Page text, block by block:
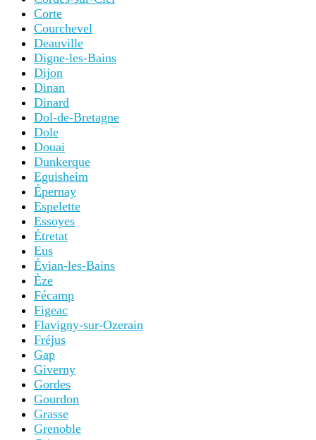
Corte
Courchevel
Deauville
Digne-les-Bains
Dijon
Dinan
Dinard
Dol-de-Bretagne
Dole
Douai
Dunkerque
Eguisheim
Épernay
Espelette
Essoyes
Étretat
Eus
Évian-les-Bains
Èze
Fécamp
Figeac
Flavigny-sur-Ozerain
Fréjus
Gap
Giverny
Gordes
Gourdon
Grasse
Grenoble